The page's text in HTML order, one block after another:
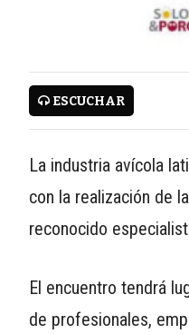
ESCUCHAR
La industria avícola
con la realización de la
reconocido
El encuentro tendrá
de profesionales,